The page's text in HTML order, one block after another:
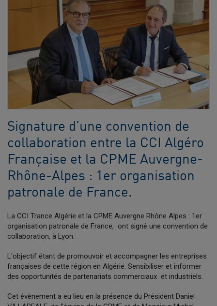
Signature d’une convention de
collaboration entre la CCI Algéro
Française et la CPME Auvergne-
Rhône-Alpes : 1er organisation
patronale de France.
La CCI Trance Algérie et la CPME Auvergne Rhône Alpes : 1er
organisation patronale de France, ont signé une convention de
collaboration, à Lyon.
L'objectif étant de promouvoir et accompagner les entreprises
françaises de cette région en Algérie. Sensibiliser et informer
des opportunités de partenariats commerciaux et industriels.
Cet évènement a eu lieu en la présence du Président Daniel